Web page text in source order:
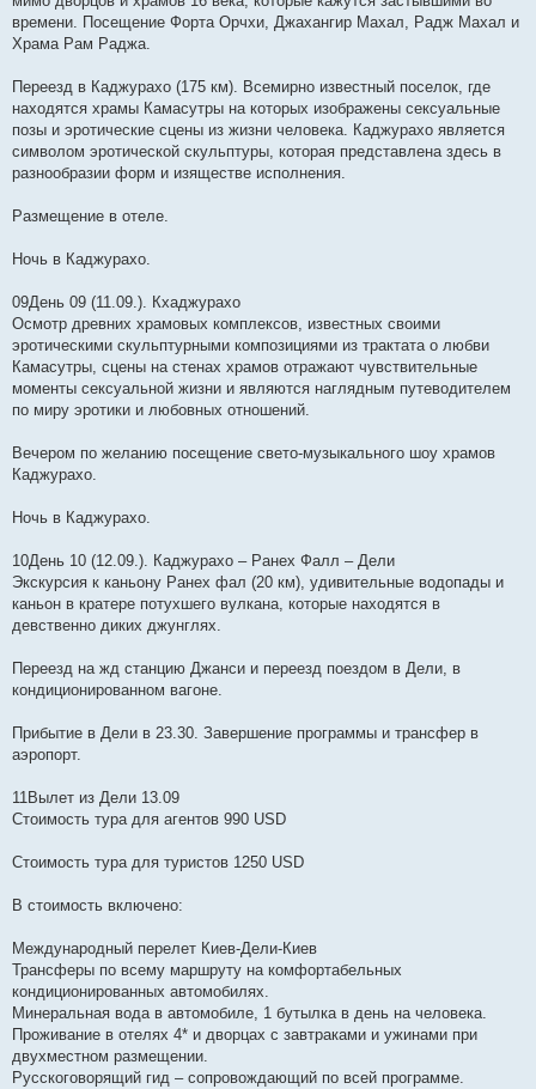
времени. Посещение Форта Орчхи, Джахангир Махал, Радж Махал и
Храма Рам Раджа.
Переезд в Каджурахо (175 км). Всемирно известный поселок, где
находятся храмы Камасутры на которых изображены сексуальные
позы и эротические сцены из жизни человека. Каджурахо является
символом эротической скульптуры, которая представлена здесь в
разнообразии форм и изяществе исполнения.
Размещение в отеле.
Ночь в Каджурахо.
09День 09 (11.09.). Кхаджурахо
Осмотр древних храмовых комплексов, известных своими
эротическими скульптурными композициями из трактата о любви
Камасутры, сцены на стенах храмов отражают чувствительные
моменты сексуальной жизни и являются наглядным путеводителем
по миру эротики и любовных отношений.
Вечером по желанию посещение свето-музыкального шоу храмов
Каджурахо.
Ночь в Каджурахо.
10День 10 (12.09.). Каджурахо – Ранех Фалл – Дели
Экскурсия к каньону Ранех фал (20 км), удивительные водопады и
каньон в кратере потухшего вулкана, которые находятся в
девственно диких джунглях.
Переезд на жд станцию Джанси и переезд поездом в Дели, в
кондиционированном вагоне.
Прибытие в Дели в 23.30. Завершение программы и трансфер в
аэропорт.
11Вылет из Дели 13.09
Стоимость тура для агентов 990 USD
Стоимость тура для туристов 1250 USD
В стоимость включено:
Международный перелет Киев-Дели-Киев
Трансферы по всему маршруту на комфортабельных
кондиционированных автомобилях.
Минеральная вода в автомобиле, 1 бутылка в день на человека.
Проживание в отелях 4* и дворцах с завтраками и ужинами при
двухместном размещении.
Русскоговорящий гид – сопровождающий по всей программе.